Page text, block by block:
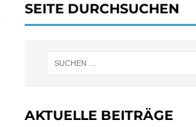
SEITE DURCHSUCHEN
AKTUELLE BEITRÄGE